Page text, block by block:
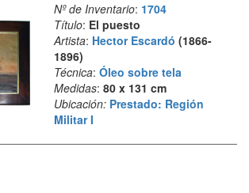
Nº de Inventario: 1704
Título: El puesto
Artista: Hector Escardó (1866-
1896)
Técnica: Óleo sobre tela
Medidas: 80 x 131 cm
Ubicación: Prestado: Región
Militar I